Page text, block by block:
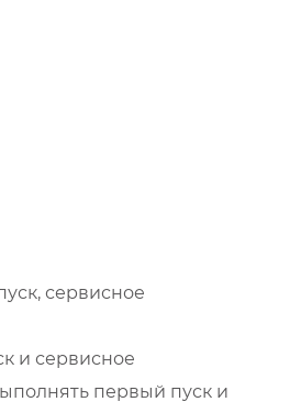
сервисное
и сервисное
первый пуск и